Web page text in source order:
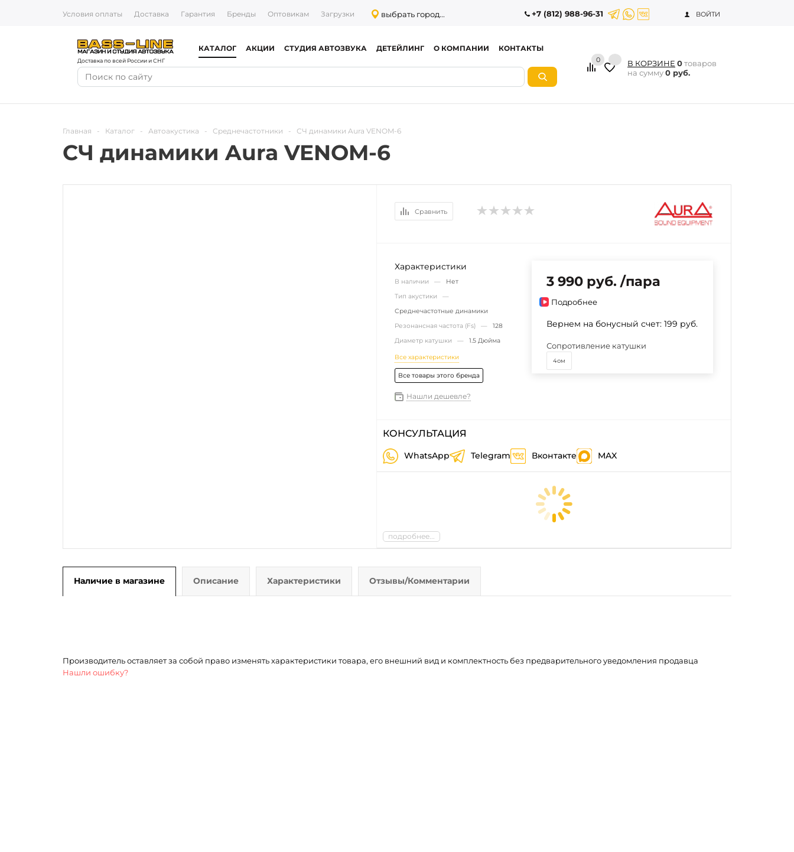
Условия оплаты Доставка Гарантия Бренды Оптовикам Загрузки выбрать город... +7 (812) 988-96-31 ВОЙТИ
Доставка по всей России и СНГ
КАТАЛОГ АКЦИИ СТУДИЯ АВТОЗВУКА ДЕТЕЙЛИНГ О КОМПАНИИ КОНТАКТЫ
0 В КОРЗИНЕ 0товаров
на сумму0 руб.
Главная - Каталог - Автоакустика - Среднечастотники - СЧ динамики Aura VENOM-6
СЧ динамики Aura VENOM-6
Сравнить
Характеристики
В наличии — Нет
Тип акустики —
Среднечастотные динамики
Резонансная частота (Fs) —128
Диаметр катушки —1.5 Дюйма
Все характеристики
Все товары этого бренда
Нашли дешевле?
3 990 руб. /пара
Подробнее
Вернем на бонусный счет: 199 руб.
Сопротивление катушки
4ом
КОНСУЛЬТАЦИЯ
WhatsApp Telegram Вконтакте MAX
подробнее...
Наличие в магазине Описание Характеристики Отзывы/Комментарии
Производитель оставляет за собой право изменять характеристики товара, его внешний вид и комплектность без предварительного уведомления продавца
Нашли ошибку?